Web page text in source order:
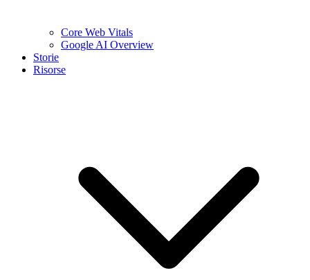
Core Web Vitals
Google AI Overview
Storie
Risorse